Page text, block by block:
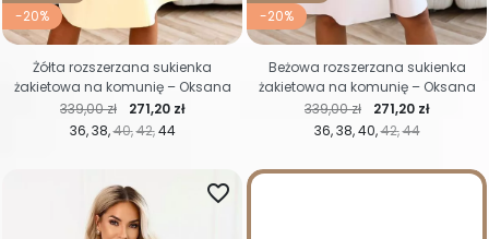
-20%
36 38 40 42 44
Cena regularna
339,00 zł Cena
271,20 zł
Żółta rozszerzana sukienka
żakietowa na komunię – Oksana
-20%
36 38 40 42 44
Cena regularna
339,00 zł Cena
271,20 zł
Beżowa rozszerzana sukienka
żakietowa na komunię – Oksana
favorite_border